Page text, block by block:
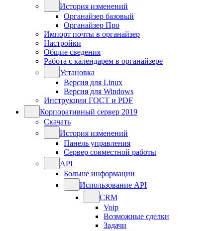
История изменений
Органайзер базовый
Органайзер Про
Импорт почты в органайзер
Настройки
Общие сведения
Работа с календарем в органайзере
Установка
Версия для Linux
Версия для Windows
Инструкции ГОСТ и PDF
Корпоративный сервер 2019
Скачать
История изменений
Панель управления
Сервер совместной работы
API
Больше информации
Использование API
CRM
Voip
Возможные сделки
Задачи